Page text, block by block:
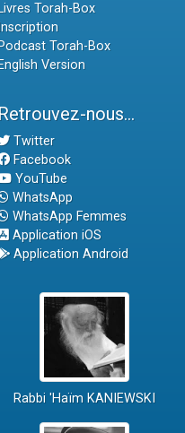
Livres Torah-Box
Inscription
Podcast Torah-Box
English Version
Retrouvez-nous...
Twitter
Facebook
YouTube
WhatsApp
WhatsApp Femmes
Application iOS
Application Android
Rabbi 'Haïm KANIEWSKI